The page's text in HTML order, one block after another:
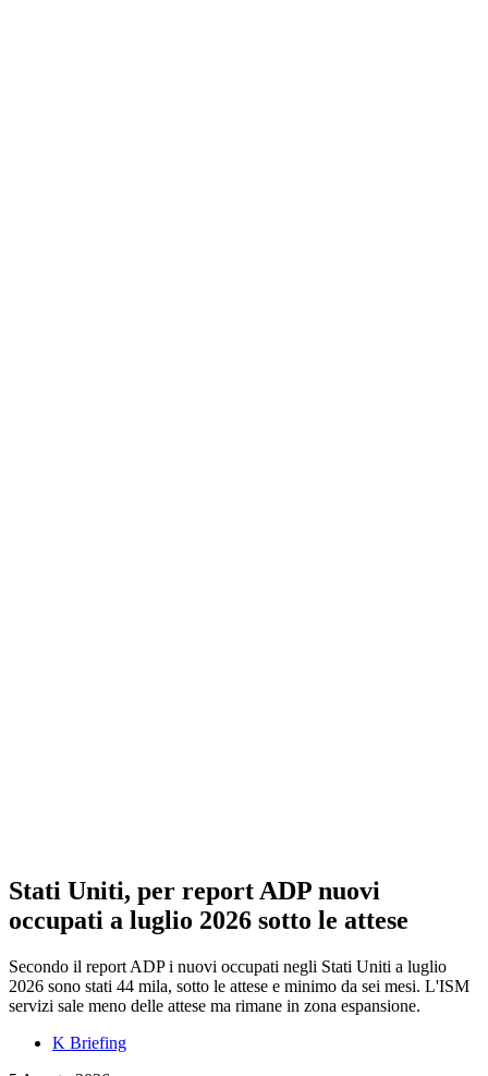
Stati Uniti, per report ADP nuovi
occupati a luglio 2026 sotto le attese
Secondo il report ADP i nuovi occupati negli Stati Uniti a luglio
2026 sono stati 44 mila, sotto le attese e minimo da sei mesi. L'ISM
servizi sale meno delle attese ma rimane in zona espansione.
K Briefing